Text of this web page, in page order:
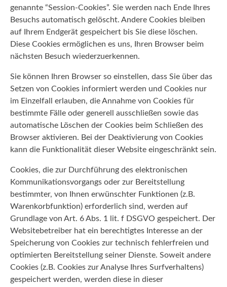
genannte “Session-Cookies”. Sie werden nach Ende Ihres
Besuchs automatisch gelöscht. Andere Cookies bleiben
auf Ihrem Endgerät gespeichert bis Sie diese löschen.
Diese Cookies ermöglichen es uns, Ihren Browser beim
nächsten Besuch wiederzuerkennen.
Sie können Ihren Browser so einstellen, dass Sie über das
Setzen von Cookies informiert werden und Cookies nur
im Einzelfall erlauben, die Annahme von Cookies für
bestimmte Fälle oder generell ausschließen sowie das
automatische Löschen der Cookies beim Schließen des
Browser aktivieren. Bei der Deaktivierung von Cookies
kann die Funktionalität dieser Website eingeschränkt sein.
Cookies, die zur Durchführung des elektronischen
Kommunikationsvorgangs oder zur Bereitstellung
bestimmter, von Ihnen erwünschter Funktionen (z.B.
Warenkorbfunktion) erforderlich sind, werden auf
Grundlage von Art. 6 Abs. 1 lit. f DSGVO gespeichert. Der
Websitebetreiber hat ein berechtigtes Interesse an der
Speicherung von Cookies zur technisch fehlerfreien und
optimierten Bereitstellung seiner Dienste. Soweit andere
Cookies (z.B. Cookies zur Analyse Ihres Surfverhaltens)
gespeichert werden, werden diese in dieser